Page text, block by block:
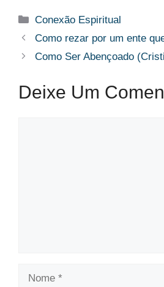
Categorias
Conexão Espiritual
Como rezar por um ente
Como Ser Abençoado
Deixe Um